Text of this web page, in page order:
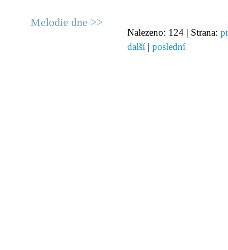
Melodie dne >>
Nalezeno: 124 | Strana:
další | poslední